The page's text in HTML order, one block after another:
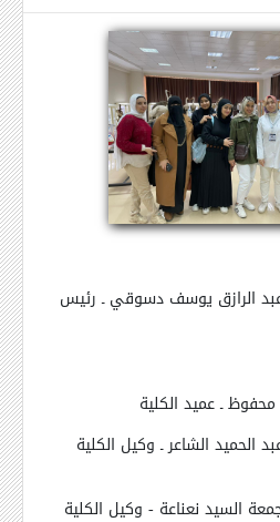
عبد الرازق يوسف دسوقي ـ رئيس
ـ عميد الكلية
الحميد الشاعر ـ وكيل الكلية
السيد نعناعة - وكيل الكلية